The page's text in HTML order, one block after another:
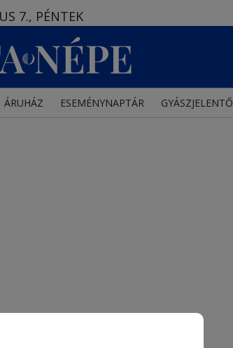
7., PÉNTEK
ÁRUHÁZ ESEMÉNYNAPTÁR GYÁSZJELENTŐ